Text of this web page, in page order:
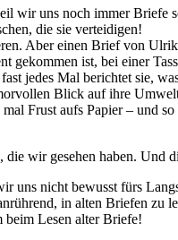
uns noch immer Briefe
die sie verteidigen!
Aber einen Brief von
ist, bei einer
jedes Mal berichtet sie,
Blick auf ihre
Frust aufs Papier – und
wir gesehen haben. Und
uns nicht bewusst fürs
in alten Briefen zu
beim Lesen alter Briefe!